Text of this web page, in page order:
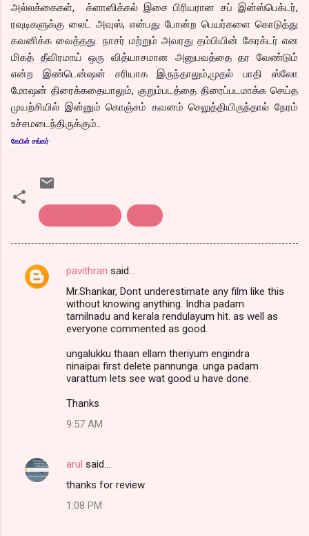
அல்லக்கைகள், க்ளாஸிக்கல் இசை பிரியரான சப் இன்ஸ்பெக்டர்,
ரவுடிகளுக்கு லைட் அவுஸ், என்பது போன்ற பெயர்களை கொடுத்து
கவனிக்க வைத்தது. நாசர் மற்றும் அவரது தம்பியின் கேரக்டர் என
மிகத் தீவிரமாய் ஒரு வித்யாசமான அனுபவத்தை தர வேண்டும்
என்ற இண்டென்ஷன் சரியாக இருந்தாலும்,முதல் பாதி ஸ்லோ
மோஷன் திரைக்கதையாலும், குறும்படத்தை திரைப்படமாக்க செய்த
முயற்சியில் இன்னும் கொஞ்சம் கவனம் செலுத்தியிருந்தால் நேரம்
உச்சமடைந்திருக்கும்..
கேபிள் சங்கர்
C
pavithran said…
Mr.Shankar, Dont underestimate any film like this
without knowing anything. Indha padam
tamilnadu and kerala rendulayum hit. as well as
everyone commented as good.
ungalukku thaan ellam theriyum engindra
ninaipai first delete pannunga. unga padam
varattum lets see wat good u have done.
Thanks
9:57 AM
arul said…
thanks for review
1:08 PM